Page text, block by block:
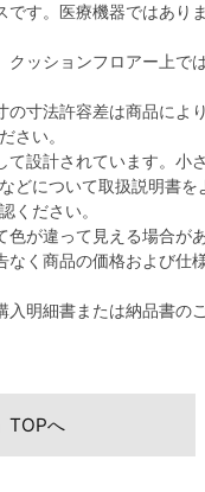
す。医療機器ではあり
クッションフロアー上で
の寸法許容差は商品によ
さい。
て設計されています。小
どについて取扱説明書
ください。
が違って見える場合があ
なく商品の価格および仕
明細書または納品書の
TOPへ